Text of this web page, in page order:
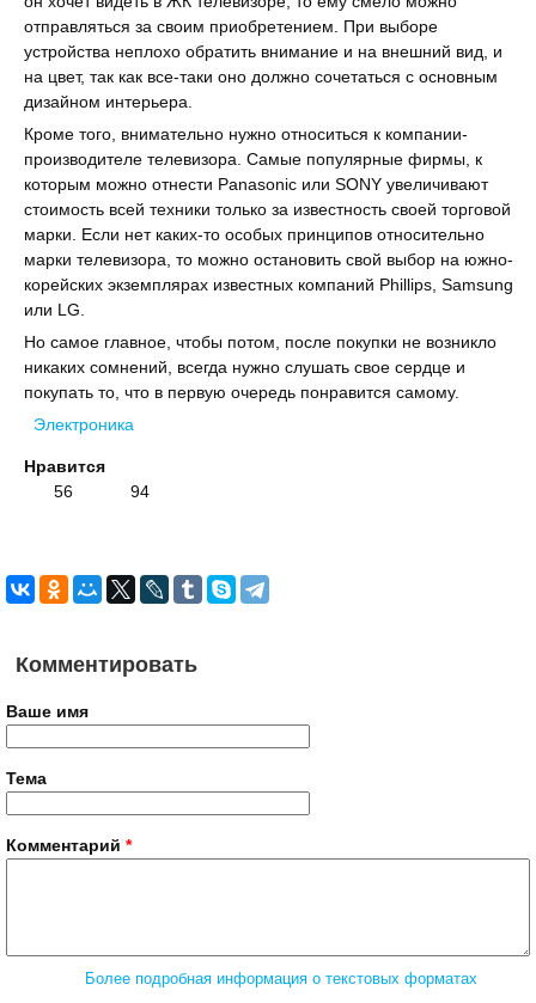
отправляться за своим приобретением. При выборе
устройства неплохо обратить внимание и на внешний вид, и
на цвет, так как все-таки оно должно сочетаться с основным
дизайном интерьера.
Кроме того, внимательно нужно относиться к компании-
производителе телевизора. Самые популярные фирмы, к
которым можно отнести Panasonic или SONY увеличивают
стоимость всей техники только за известность своей торговой
марки. Если нет каких-то особых принципов относительно
марки телевизора, то можно остановить свой выбор на южно-
корейских экземплярах известных компаний Phillips, Samsung
или LG.
Но самое главное, чтобы потом, после покупки не возникло
никаких сомнений, всегда нужно слушать свое сердце и
покупать то, что в первую очередь понравится самому.
Электроника
Нравится
56
94
Комментировать
Ваше имя
Тема
Комментарий *
Более подробная информация о текстовых форматах